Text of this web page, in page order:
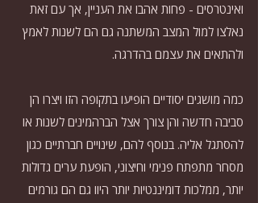
ואינטרסים - פחות אהבו את העניין, אך עם זאת
נאלצו למול המצב המשתנה גם הם לשנות לאמץ
ולהתאים את עצמם בהדרגה.
כמה מושגים יסודיים הופיעו בתקופה הזו ויצרו הן
סביבה חדשה והן צורך אצל הברהמינים לשנות או
להסתגל אליה. בנוסף להם, שינויים חברתיים כגון
מסחר מתפתח פנימי וחיצוני, הופעת ערים גדולות
יותר, ממלכות דומיננטיות יותר היוו גם הם גורמים